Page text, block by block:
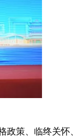
策、临终关怀